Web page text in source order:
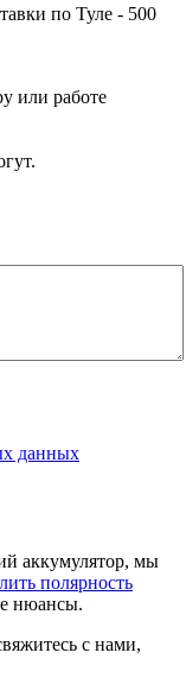
по Туле - 500
или работе
данных
аккумулятор, мы
полярность
нюансы.
с нами,